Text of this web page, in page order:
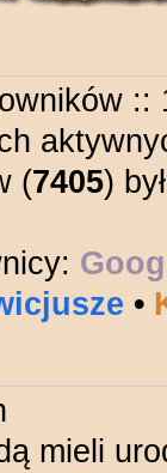
::
(7405)
•
mieli